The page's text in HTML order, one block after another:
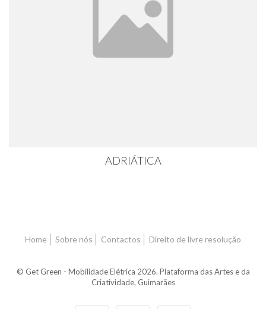
ADRIÁTICA
Home Sobre nós Contactos Direito de livre resolução
© Get Green - Mobilidade Elétrica 2026. Plataforma das Artes e da
Criatividade, Guimarães